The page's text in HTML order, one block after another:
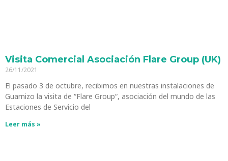
Visita Comercial Asociación Flare Group (UK)
26/11/2021
El pasado 3 de octubre, recibimos en nuestras instalaciones de
Guarnizo la visita de “Flare Group“, asociación del mundo de las
Estaciones de Servicio del
Leer más »